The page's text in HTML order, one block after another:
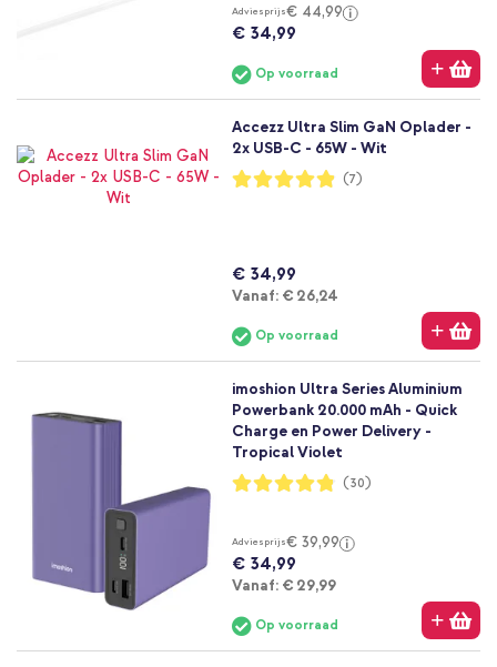
Adviesprijs€ 44,99
€ 34,99
Op voorraad
Accezz Ultra Slim GaN Oplader -
2x USB-C - 65W - Wit
Waardering:
97%
(7)
€ 34,99
Vanaf: Vanaf
€ 26,24
Op voorraad
imoshion Ultra Series Aluminium
Powerbank 20.000 mAh - Quick
Charge en Power Delivery -
Tropical Violet
Waardering:
96%
(30)
Adviesprijs€ 39,99
€ 34,99
Vanaf: Vanaf
€ 29,99
Op voorraad